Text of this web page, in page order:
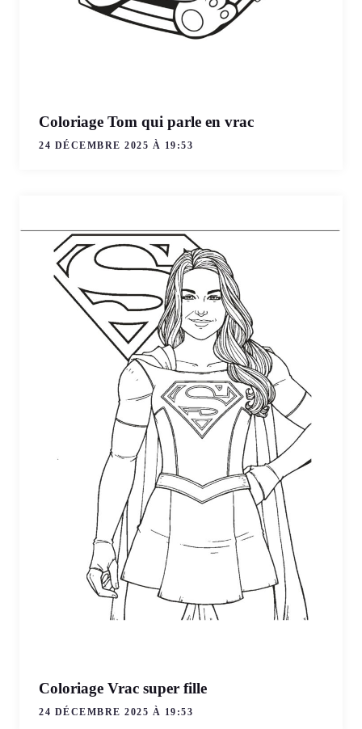
Coloriage Tom qui parle en vrac
24 DÉCEMBRE 2025 À 19:53
Coloriage Vrac super fille
24 DÉCEMBRE 2025 À 19:53